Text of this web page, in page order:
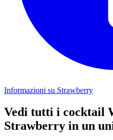
Informazioni su Strawberry
Vedi tutti i cocktail
Strawberry in un